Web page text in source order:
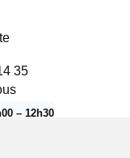
35
– 12h30